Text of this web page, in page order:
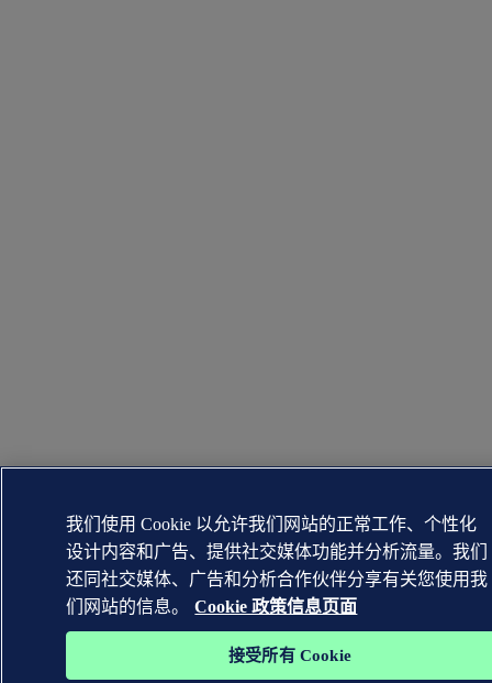
我们使用 Cookie 以允许我们网站的正常工作、个性化
设计内容和广告、提供社交媒体功能并分析流量。我们
还同社交媒体、广告和分析合作伙伴分享有关您使用我
们网站的信息。
Cookie 政策信息页面
接受所有 Cookie